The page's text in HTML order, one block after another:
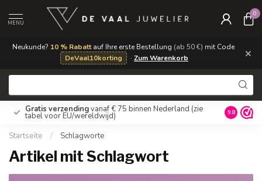
Neukunde? 10 % Rabattauf Ihre erste Bestellung (ab 50 €) mit Code
DeVaal10korting
· Zum Warenkorb ×
MENU
0
Gratis verzendingvanaf € 75 binnen Nederland (zie
tabel voor EU/wereldwijd) 9.8
Startseite / Schlagworte
Artikel mit Schlagwort